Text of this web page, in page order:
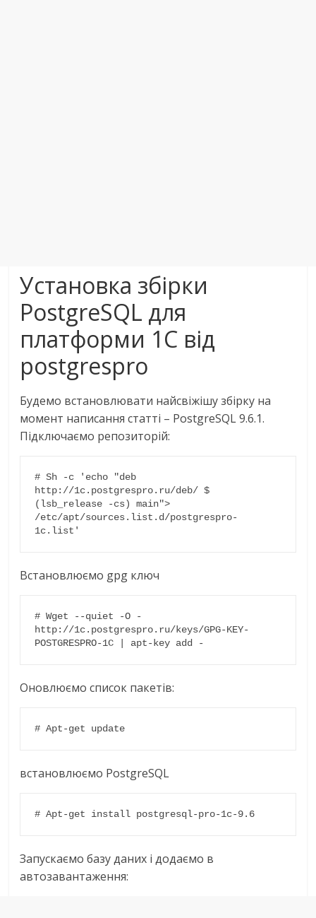
Установка збірки
PostgreSQL для
платформи 1С від
postgrespro
Будемо встановлювати найсвіжішу збірку на
момент написання статті – PostgreSQL 9.6.1.
Підключаємо репозиторій:
# Sh -c 'echo "deb
http://1c.postgrespro.ru/deb/ $
(lsb_release -cs) main">
/etc/apt/sources.list.d/postgrespro-
1c.list'
Встановлюємо gpg ключ
# Wget --quiet -O -
http://1c.postgrespro.ru/keys/GPG-KEY-
POSTGRESPRO-1C | apt-key add -
Оновлюємо список пакетів:
# Apt-get update
встановлюємо PostgreSQL
# Apt-get install postgresql-pro-1c-9.6
Запускаємо базу даних і додаємо в
автозавантаження: